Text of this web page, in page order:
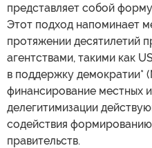
представляет собой
Этот подход напоминает
протяжении десятилетий
агентствами, такими как
в поддержку демократии*
финансирование местных
делегитимизации
содействия
правительств.